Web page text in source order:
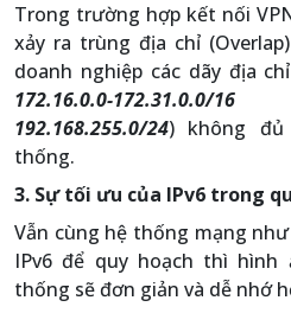
Trong trường hợp kết nối
xảy ra trùng địa chỉ
doanh nghiệp các dãy địa
172.16.0.0-
192.168.255.0/24) không
thống.
3. Sự tối ưu của IPv6 trong
Vẫn cùng hệ thống mạng
IPv6 để quy hoạch thì hình
thống sẽ đơn giản và dễ nhớ